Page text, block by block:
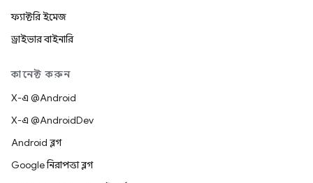
ফ্যাক্টরি ইমেজ
ড্রাইভার বাইনারি
কানেক্ট করুন
X-এ @Android
X-এ @AndroidDev
Android ব্লগ
Google নিরাপত্তা ব্লগ